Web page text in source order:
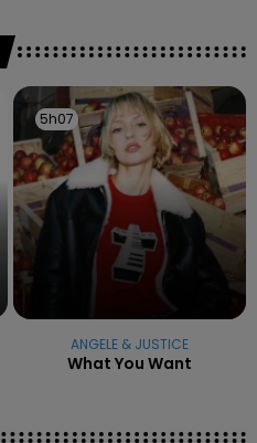
5h07
5h07
ANGELE & JUSTICE
What You Want